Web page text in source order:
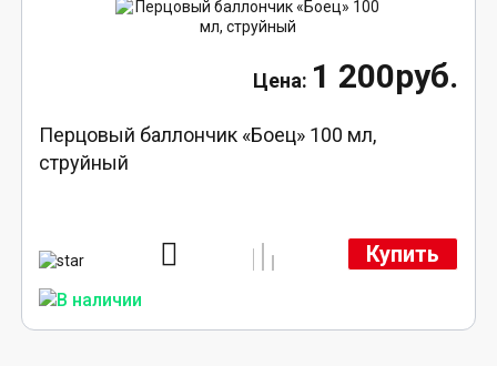
1 200руб.
Перцовый баллончик «Боец» 100 мл,
струйный
Купить